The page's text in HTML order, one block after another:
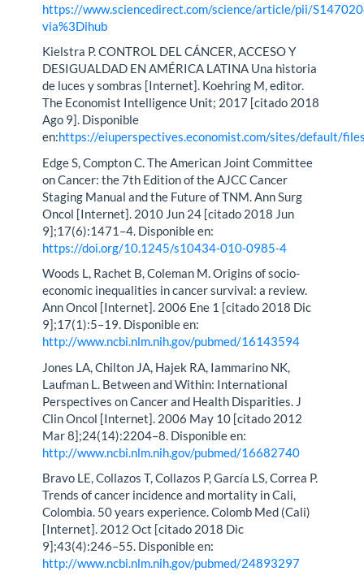
https://www.sciencedirect.com/science/article/pii/
via%3Dihub
Kielstra P. CONTROL DEL CÁNCER, ACCESO Y
DESIGUALDAD EN AMÉRICA LATINA Una historia
de luces y sombras [Internet]. Koehring M, editor.
The Economist Intelligence Unit; 2017 [citado 2018
Ago 9]. Disponible
en:https://eiuperspectives.economist.com/sites/default/
Edge S, Compton C. The American Joint Committee
on Cancer: the 7th Edition of the AJCC Cancer
Staging Manual and the Future of TNM. Ann Surg
Oncol [Internet]. 2010 Jun 24 [citado 2018 Jun
9];17(6):1471–4. Disponible en:
https://doi.org/10.1245/s10434-010-0985-4
Woods L, Rachet B, Coleman M. Origins of socio-
economic inequalities in cancer survival: a review.
Ann Oncol [Internet]. 2006 Ene 1 [citado 2018 Dic
9];17(1):5–19. Disponible en:
http://www.ncbi.nlm.nih.gov/pubmed/16143594
Jones LA, Chilton JA, Hajek RA, Iammarino NK,
Laufman L. Between and Within: International
Perspectives on Cancer and Health Disparities. J
Clin Oncol [Internet]. 2006 May 10 [citado 2012
Mar 8];24(14):2204–8. Disponible en:
http://www.ncbi.nlm.nih.gov/pubmed/16682740
Bravo LE, Collazos T, Collazos P, García LS, Correa P.
Trends of cancer incidence and mortality in Cali,
Colombia. 50 years experience. Colomb Med (Cali)
[Internet]. 2012 Oct [citado 2018 Dic
9];43(4):246–55. Disponible en:
http://www.ncbi.nlm.nih.gov/pubmed/24893297